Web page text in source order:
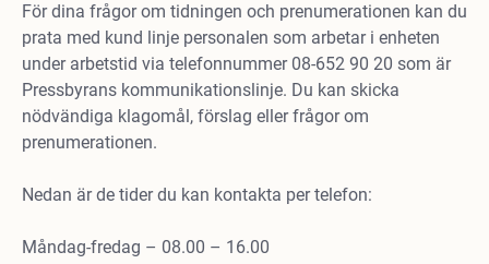
För dina frågor om tidningen och prenumerationen kan du
prata med kund linje personalen som arbetar i enheten
under arbetstid via telefonnummer 08-652 90 20 som är
Pressbyrans kommunikationslinje. Du kan skicka
nödvändiga klagomål, förslag eller frågor om
prenumerationen.
Nedan är de tider du kan kontakta per telefon:
Måndag-fredag – 08.00 – 16.00